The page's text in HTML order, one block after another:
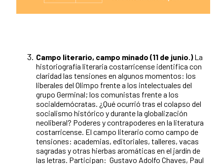
Campo literario, campo minado (11 de junio.)La
historiografía literaria costarricense identifica con
claridad las tensiones en algunos momentos: los
liberales del Olimpo frente a los intelectuales del
grupo Germinal; los comunistas frente a los
socialdemócratas. ¿Qué ocurrió tras el colapso del
socialismo histórico y durante la globalización
neoliberal? Poderes y contrapoderes en la literatura
costarricense. El campo literario como campo de
tensiones: academias, editoriales, talleres, vacas
sagradas y otras hierbas aromáticas en el jardín de
las letras. Participan: Gustavo Adolfo Chaves, Paul